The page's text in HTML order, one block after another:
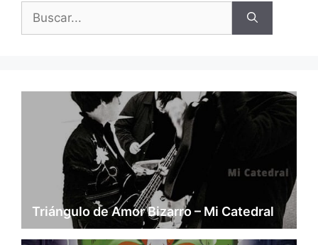
Triángulo de Amor Bizarro – Mi Catedral